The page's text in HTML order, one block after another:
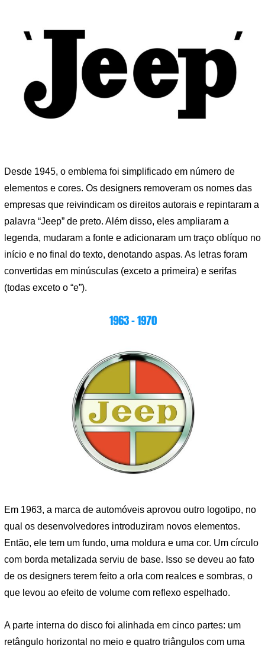
Desde 1945, o emblema foi simplificado em número de
elementos e cores. Os designers removeram os nomes das
empresas que reivindicam os direitos autorais e repintaram a
palavra “Jeep” de preto. Além disso, eles ampliaram a
legenda, mudaram a fonte e adicionaram um traço oblíquo no
início e no final do texto, denotando aspas. As letras foram
convertidas em minúsculas (exceto a primeira) e serifas
(todas exceto o “e”).
1963 – 1970
Em 1963, a marca de automóveis aprovou outro logotipo, no
qual os desenvolvedores introduziram novos elementos.
Então, ele tem um fundo, uma moldura e uma cor. Um círculo
com borda metalizada serviu de base. Isso se deveu ao fato
de os designers terem feito a orla com realces e sombras, o
que levou ao efeito de volume com reflexo espelhado.
A parte interna do disco foi alinhada em cinco partes: um
retângulo horizontal no meio e quatro triângulos com uma